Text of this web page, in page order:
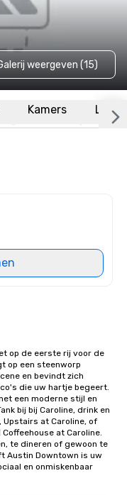
weergeven (15)
Kamers
op de eerste rij voor de
op een steenworp
en bevindt zich
die uw hartje begeert.
een moderne stijl en
bij bij Caroline, drink en
Upstairs at Caroline, of
at Caroline.
te dineren of gewoon te
Austin Downtown is uw
en onmiskenbaar